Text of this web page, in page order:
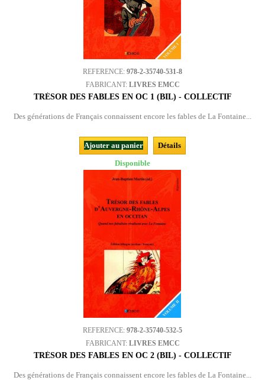
REFERENCE: 978-2-35740-531-8
FABRICANT: LIVRES EMCC
TRÉSOR DES FABLES EN OC 1 (BIL) - COLLECTIF
Des générations de Français connaissent encore les fables de La Fontaine...
Ajouter au panier
Détails
Disponible
REFERENCE: 978-2-35740-532-5
FABRICANT: LIVRES EMCC
TRÉSOR DES FABLES EN OC 2 (BIL) - COLLECTIF
Des générations de Français connaissent encore les fables de La Fontaine...